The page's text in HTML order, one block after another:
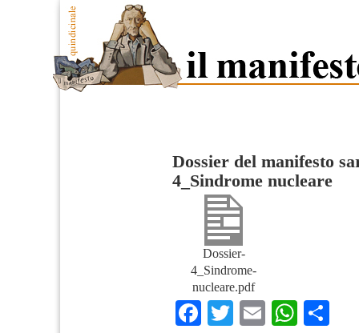
Dossier del manifesto
4_Sindrome nucleare
Dossier-
4_Sindrome-
nucleare.pdf
Facebook
TwitterEmail